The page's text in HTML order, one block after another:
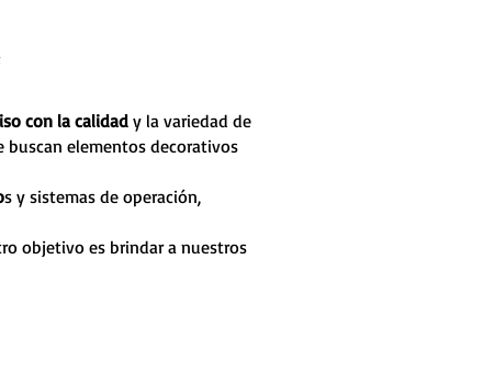
con la calidady la variedad de
buscan elementos decorativos
s y sistemas de operación,
objetivo es brindar a nuestros